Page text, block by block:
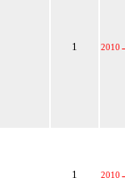
1 2010
1 2010